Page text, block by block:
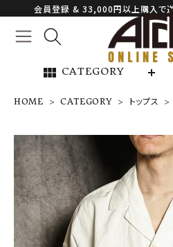
会員登録 & 33,000円以上購入で送
view_module CATEGORY
PAINTER SHI
RT
¥ 97,900
HOME CATEGORY トップス